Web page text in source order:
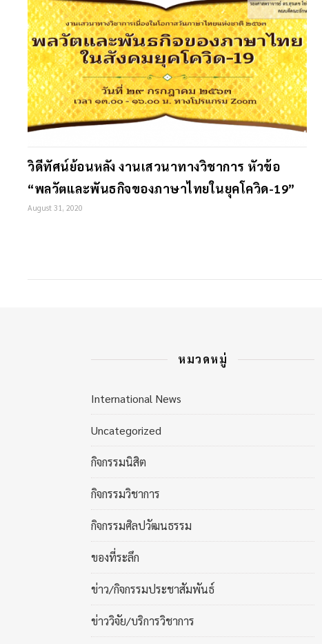
วิดีทัศน์ย้อนหลัง งานเสวนาทางวิชาการ หัวข้อ
“พลวัตและพันธกิจของภาษาไทยในยุคโควิด-19”
August 31, 2020
หมวดหมู่
International News
Uncategorized
กิจกรรมนิสิต
กิจกรรมวิชาการ
กิจกรรมศิลปวัฒนธรรม
ของที่ระลึก
ข่าว/กิจกรรมประชาสัมพันธ์
ข่าววิจัย/บริการวิชาการ